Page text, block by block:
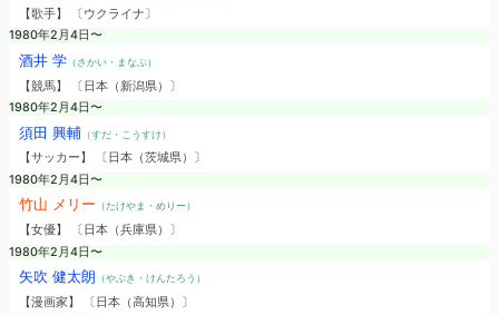
【歌手】 〔ウクライナ〕
1980年2月4日〜
酒井 学（さかい・まなぶ）
【競馬】 〔日本（新潟県）〕
1980年2月4日〜
須田 興輔 （すだ・こうすけ）
【サッカー】 〔日本（茨城県）〕
1980年2月4日〜
竹山 メリー （たけやま・めりー）
【女優】 〔日本（兵庫県）〕
1980年2月4日〜
矢吹 健太朗 （やぶき・けんたろう）
【漫画家】 〔日本（高知県）〕